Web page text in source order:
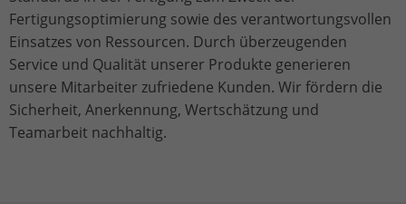
Fertigungsoptimierung sowie des verantwortungsvollen
Einsatzes von Ressourcen. Durch überzeugenden
Service und Qualität unserer Produkte generieren
unsere Mitarbeiter zufriedene Kunden. Wir fördern die
Sicherheit, Anerkennung, Wertschätzung und
Teamarbeit nachhaltig.
Name cookie_optin
Anbieter
Laufzeit 1 Jahr
Dieses Cookie wird von Google Analytics
installiert. Das Cookie wird verwendet,
um Besucher-, Sitzungs- und
Kampagnendaten zu berechnen und
die Nutzung der Website für den
Analysebericht der Website zu
Ihnen zusätzliche Informationen anzubieten. Hierzu
gehören YouTube-Videos und Google Maps.